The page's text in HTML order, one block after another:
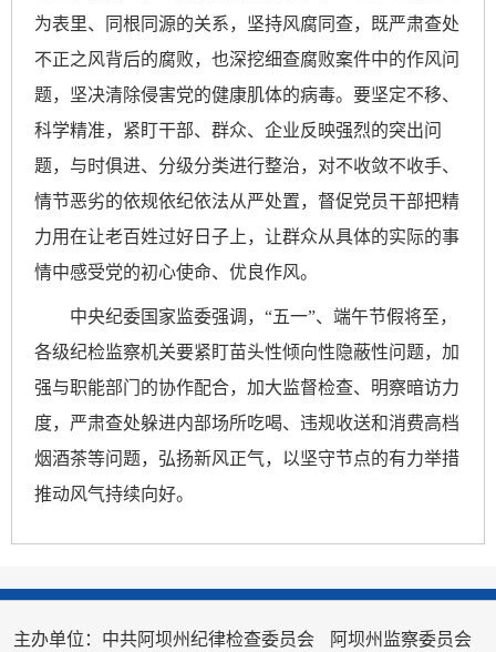
为表里、同根同源的关系，坚持风腐同查，既严肃查处
不正之风背后的腐败，也深挖细查腐败案件中的作风问
题，坚决清除侵害党的健康肌体的病毒。要坚定不移、
科学精准，紧盯干部、群众、企业反映强烈的突出问
题，与时俱进、分级分类进行整治，对不收敛不收手、
情节恶劣的依规依纪依法从严处置，督促党员干部把精
力用在让老百姓过好日子上，让群众从具体的实际的事
情中感受党的初心使命、优良作风。
中央纪委国家监委强调，“五一”、端午节假将至，
各级纪检监察机关要紧盯苗头性倾向性隐蔽性问题，加
强与职能部门的协作配合，加大监督检查、明察暗访力
度，严肃查处躲进内部场所吃喝、违规收送和消费高档
烟酒茶等问题，弘扬新风正气，以坚守节点的有力举措
推动风气持续向好。
主办单位：中共阿坝州纪律检查委员会 阿坝州监察委员会